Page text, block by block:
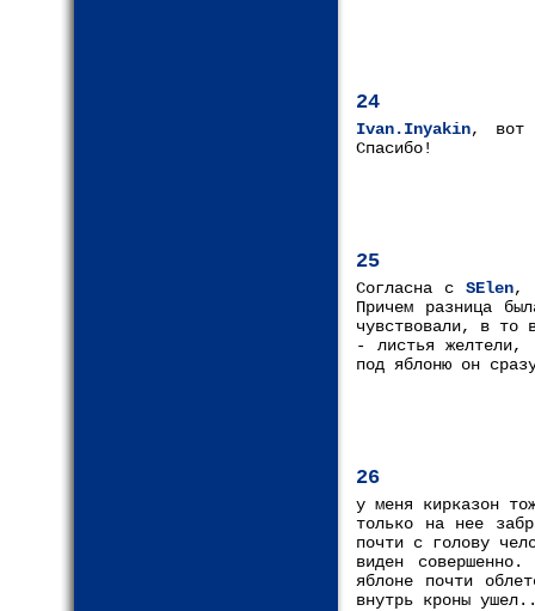
24
Ivan.Inyakin, вот
Спасибо!
25
Согласна с SElen,
Причем разница
чувствовали, в то
- листья желтели,
под яблоню он
26
у меня кирказон
только на нее
почти с голову
виден
яблоне почти
внутрь кроны